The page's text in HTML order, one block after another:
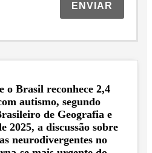
ENVIAR
o Brasil reconhece 2,4
autismo, segundo
de Geografia e
2025, a discussão sobre
neurodivergentes no